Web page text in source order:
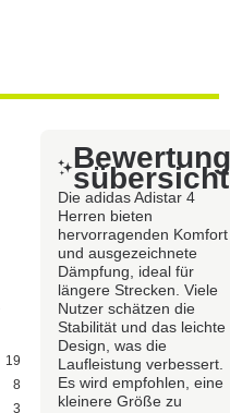
19
8
3
sübersicht
Die adidas Adistar 4
Herren bieten
hervorragenden Komfort
und ausgezeichnete
Dämpfung, ideal für
längere Strecken. Viele
Nutzer schätzen die
Stabilität und das leichte
Design, was die
Laufleistung verbessert.
Es wird empfohlen, eine
kleinere Größe zu